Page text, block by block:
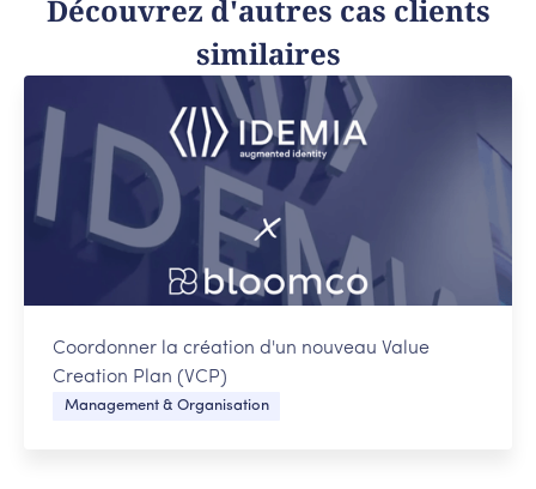
Découvrez d'autres cas clients
similaires
Coordonner la création d'un nouveau Value
Creation Plan (VCP)
Management & Organisation